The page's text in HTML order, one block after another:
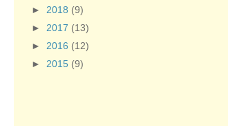
► 2018 (9)
► 2017 (13)
► 2016 (12)
► 2015 (9)